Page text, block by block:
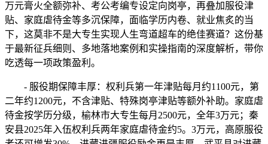
万元膏火全额弥补、考公考编专设定向岗亭，再叠加服役津
贴、家庭虐待金等多沉保障，面临学历内卷、就业焦炙的当
下，这莫非不是大专生实现人生弯道超车的绝佳赛道？这份基
于最新征兵细则、多地落地案例和实操指南的深度解析，带你
吃透每一项政策盈利。
- 服役期保障丰厚：权利兵第一年津贴每月约1100元，第
二年约1200元，不含津贴、特殊岗亭津贴等额外补助。家庭虐
待金按学历分级，榆林市大专生每月2500元，全年3万元；秦
安县2025年入伍权利兵两年家庭虐待金约5。3万元，高原服役